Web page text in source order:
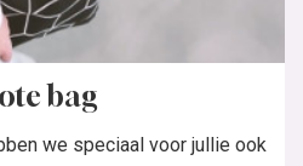
bag
we speciaal voor jullie ook